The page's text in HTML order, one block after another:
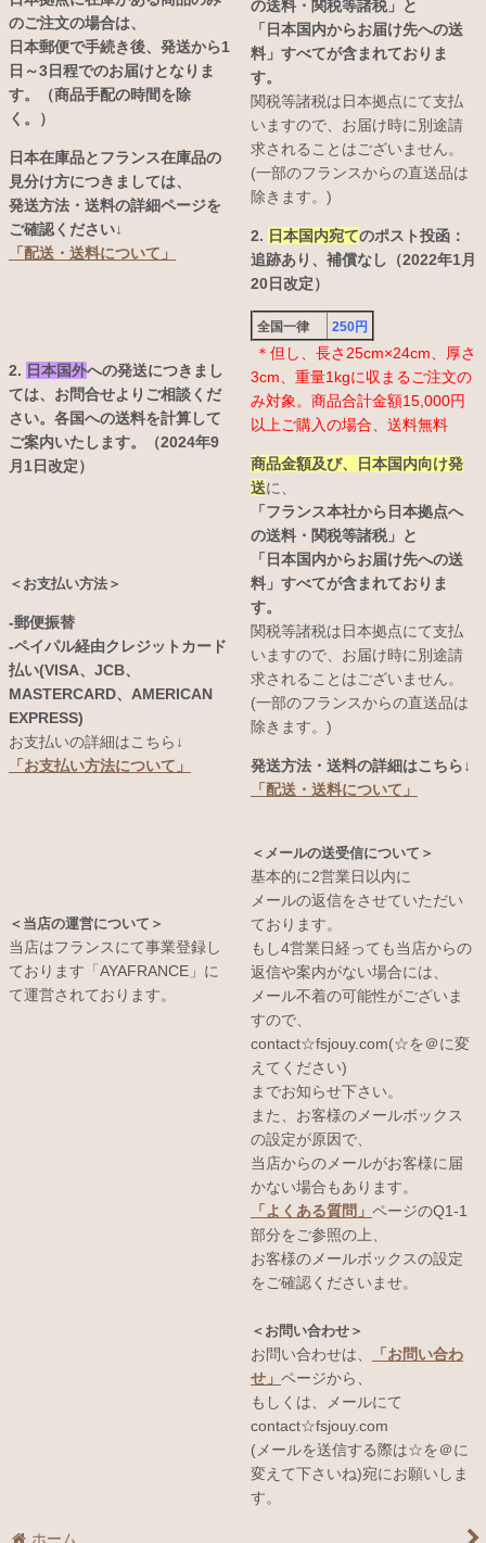
のご注文の場合は、
日本郵便で手続き後、発送から1
日～3日程でのお届けとなりま
す。（商品手配の時間を除
く。）
日本在庫品とフランス在庫品の
見分け方につきましては、
発送方法・送料の詳細ページを
ご確認ください↓
「配送・送料について」
2. 日本国外への発送につきまし
ては、お問合せよりご相談くだ
さい。各国への送料を計算して
ご案内いたします。（2024年9
月1日改定）
＜お支払い方法＞
-郵便振替
-ペイパル経由クレジットカード
払い(VISA、JCB、
MASTERCARD、AMERICAN
EXPRESS)
お支払いの詳細はこちら↓
「お支払い方法について」
＜当店の運営について＞
当店はフランスにて事業登録し
ております「AYAFRANCE」に
て運営されております。
の送料・関税等諸税」と
「日本国内からお届け先への送
料」すべてが含まれておりま
す。
関税等諸税は日本拠点にて支払
いますので、お届け時に別途請
求されることはございません。
(一部のフランスからの直送品は
除きます。)
2. 日本国内宛てのポスト投函：
追跡あり、補償なし（2022年1月
20日改定）
全国一律 250円
＊但し、長さ25cm×24cm、厚さ
3cm、重量1kgに収まるご注文の
み対象。商品合計金額15,000円
以上ご購入の場合、送料無料
商品金額及び、日本国内向け発
送に、
「フランス本社から日本拠点へ
の送料・関税等諸税」と
「日本国内からお届け先への送
料」すべてが含まれておりま
す。
関税等諸税は日本拠点にて支払
いますので、お届け時に別途請
求されることはございません。
(一部のフランスからの直送品は
除きます。)
発送方法・送料の詳細はこちら↓
「配送・送料について」
＜メールの送受信について＞
基本的に2営業日以内に
メールの返信をさせていただい
ております。
もし4営業日経っても当店からの
返信や案内がない場合には、
メール不着の可能性がございま
すので、
contact☆fsjouy.com(☆を＠に変
えてください)
までお知らせ下さい。
また、お客様のメールボックス
の設定が原因で、
当店からのメールがお客様に届
かない場合もあります。
「よくある質問」 ページのQ1-1
部分をご参照の上、
お客様のメールボックスの設定
をご確認くださいませ。
＜お問い合わせ＞
お問い合わせは、
「お問い合わ
せ」 ページから、
もしくは、メールにて
contact☆fsjouy.com
(メールを送信する際は☆を＠に
変えて下さいね)宛にお願いしま
す。
ホーム